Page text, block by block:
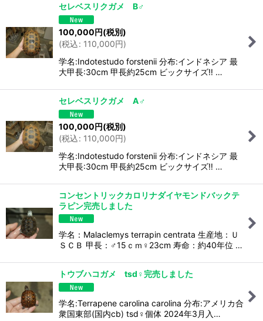
セレベスリクガメ B♂
100,000円(税別)
(税込: 110,000円)
学名:Indotestudo forstenii 分布:インドネシア 最
大甲長:30cm 甲長約25cm ビックサイズ‼️ …
セレベスリクガメ A♂
100,000円(税別)
(税込: 110,000円)
学名:Indotestudo forstenii 分布:インドネシア 最
大甲長:30cm 甲長約25cm ビックサイズ‼️ …
コンセントリックカロリナダイヤモンドバックテ
ラピン完売しました
学名：Malaclemys terrapin centrata 生産地：Ｕ
ＳＣＢ 甲長：♂15ｃｍ♀23cm 寿命：約40年位 …
トウブハコガメ tsd♀完売しました
学名:Terrapene carolina carolina 分布:アメリカ合
衆国東部(国内cb) tsd♀個体 2024年3月入…